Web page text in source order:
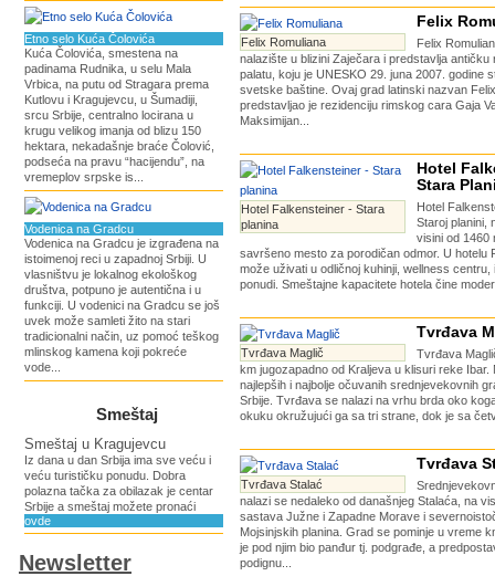
Etno selo Kuća Čolovića
Kuća Čolovića, smestena na
padinama Rudnika, u selu Mala
Vrbica, na putu od Stragara prema
Kutlovu i Kragujevcu, u Šumadiji,
srcu Srbije, centralno locirana u
krugu velikog imanja od blizu 150
hektara, nekadašnje braće Čolović,
podseća na pravu “hacijendu”, na
vremeplov srpske is...
Vodenica na Gradcu
Vodenica na Gradcu je izgrađena na
istoimenoj reci u zapadnoj Srbiji. U
vlasništvu je lokalnog ekološkog
društva, potpuno je autentična i u
funkciji. U vodenici na Gradcu se još
uvek može samleti žito na stari
tradicionalni način, uz pomoć teškog
mlinskog kamena koji pokreće
vode...
Smeštaj
Smeštaj u Kragujevcu
Iz dana u dan Srbija ima sve veću i
veću turističku ponudu. Dobra
polazna tačka za obilazak je centar
Srbije a smeštaj možete pronaći
ovde
Newsletter
Felix Romuliana
Felix
Felix
nalazište u blizini Zaječara i predstavlja
palatu, koju je UNESKO 29. juna 2007. godine
svetske baštine. Ovaj grad latinski nazvan
predstavljao je rezidenciju rimskog cara Gaja
Maksimijan...
Hotel Falkensteiner - Stara
planina
Hotel
Stara
Hotel
Staroj planini,
visini od 1460
savršeno mesto za porodičan odmor. U hotelu
može uživati u odličnoj kuhinji, wellness centru,
ponudi. Smeštajne kapacitete hotela čine
Tvrđava Maglič
Tvrđava
Tvrđava
km jugozapadno od Kraljeva u klisuri reke Ibar.
najlepših i najbolje očuvanih srednjevekovnih
Srbije. Tvrđava se nalazi na vrhu brda oko
okuku okružujući ga sa tri strane, dok je sa
Tvrđava Stalać
Tvrđava
nalazi se nedaleko od današnjeg Stalaća, na
sastava Južne i Zapadne Morave i
Mojsinjskih planina. Grad se pominje u vreme
je pod njim bio panđur tj. podgrađe, a
podignu...